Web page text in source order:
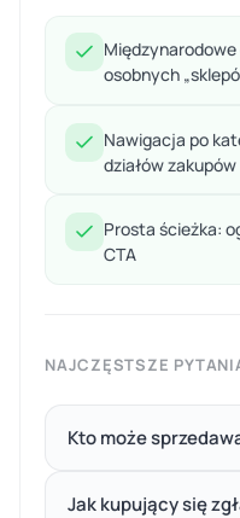
osobnych
Nawigacja po
działów zakupów
Prosta ścieżka:
CTA
NAJCZĘSTSZE
Kto może
Jak kupujący się